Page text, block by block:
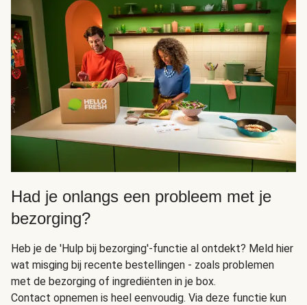
Had je onlangs een probleem met je
bezorging?
Heb je de 'Hulp bij bezorging'-functie al ontdekt? Meld hier
wat misging bij recente bestellingen - zoals problemen
met de bezorging of ingrediënten in je box.
Contact opnemen is heel eenvoudig. Via deze functie kun